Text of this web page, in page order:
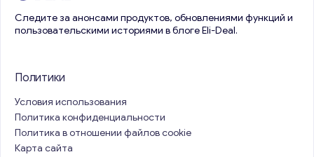
Следите за анонсами продуктов, обновлениями функций и
пользовательскими историями в блоге Eli-Deal.
Политики
Условия использования
Политика конфиденциальности
Политика в отношении файлов cookie
Карта сайта